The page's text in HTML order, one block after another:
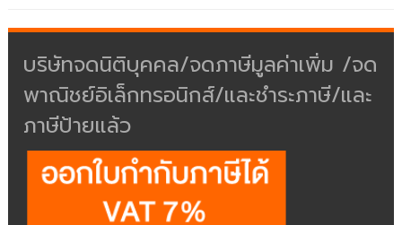
บริษัทจดนิติบุคคล/จดภาษีมูลค่าเพิ่ม /จด
พาณิชย์อิเล็กทรอนิกส์/และชำระภาษี/และ
ภาษีป้ายแล้ว